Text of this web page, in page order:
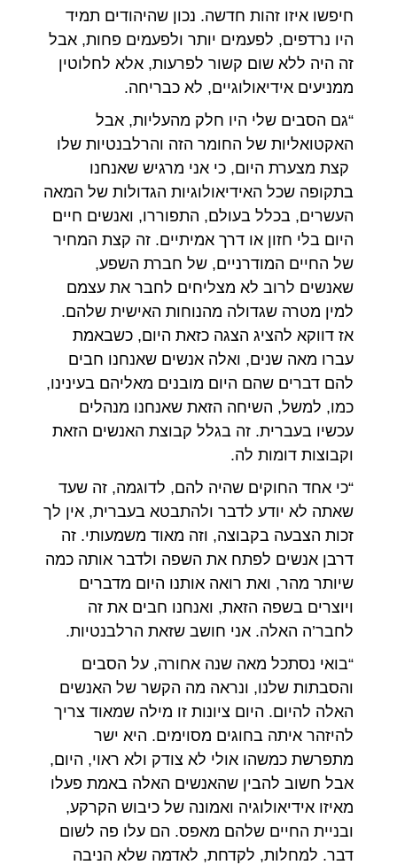
חיפשו איזו זהות חדשה. נכון שהיהודים תמיד
היו נרדפים, לפעמים יותר ולפעמים פחות, אבל
זה היה ללא שום קשור לפרעות, אלא לחלוטין
ממניעים אידיאולוגיים, לא כבריחה.
“גם הסבים שלי היו חלק מהעליות, אבל
האקטואליות של החומר הזה והרלבנטיות שלו
קצת מצערת היום, כי אני מרגיש שאנחנו
בתקופה שכל האידיאולוגיות הגדולות של המאה
העשרים, בכלל בעולם, התפוררו, ואנשים חיים
היום בלי חזון או דרך אמיתיים. זה קצת המחיר
של החיים המודרניים, של חברת השפע,
שאנשים לרוב לא מצליחים לחבר את עצמם
למין מטרה שגדולה מהנוחות האישית שלהם.
אז דווקא להציג הצגה כזאת היום, כשבאמת
עברו מאה שנים, ואלה אנשים שאנחנו חבים
להם דברים שהם היום מובנים מאליהם בעינינו,
כמו, למשל, השיחה הזאת שאנחנו מנהלים
עכשיו בעברית. זה בגלל קבוצת האנשים הזאת
וקבוצות דומות לה.
“כי אחד החוקים שהיה להם, לדוגמה, זה שעד
שאתה לא יודע לדבר ולהתבטא בעברית, אין לך
זכות הצבעה בקבוצה, וזה מאוד משמעותי. זה
דרבן אנשים לפתח את השפה ולדבר אותה כמה
שיותר מהר, ואת רואה אותנו היום מדברים
ויוצרים בשפה הזאת, ואנחנו חבים את זה
לחבר’ה האלה. אני חושב שזאת הרלבנטיות.
“בואי נסתכל מאה שנה אחורה, על הסבים
והסבתות שלנו, ונראה מה הקשר של האנשים
האלה להיום. היום ציונות זו מילה שמאוד צריך
להיזהר איתה בחוגים מסוימים. היא ישר
מתפרשת כמשהו אולי לא צודק ולא ראוי, היום,
אבל חשוב להבין שהאנשים האלה באמת פעלו
מאיזו אידיאולוגיה ואמונה של כיבוש הקרקע,
ובניית החיים שלהם מאפס. הם עלו פה לשום
דבר. למחלות, לקדחת, לאדמה שלא הניבה